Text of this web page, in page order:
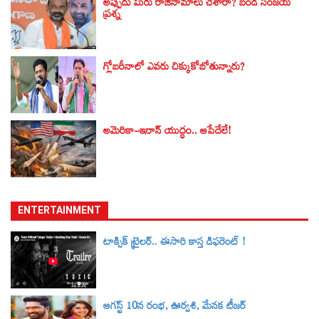
అప్పుడు మీరు రాజీనామాలు చేశారా? బండి సంజయ్‌
ప్రశ్న
గ్లోబరీనాలో ఎవరు చిక్కుకోబోతున్నారు?
అమెరికా-ఇరాన్ యుద్ధం.. ఆపేదేలే!
ENTERTAINMENT
టాక్సిక్‌ ట్రైలర్‌.. ఈసారి కాస్త డిఫరెంట్ !
ఆగస్ట్ 10న రంభ, ఊర్వశి, మేనక టీజర్‌